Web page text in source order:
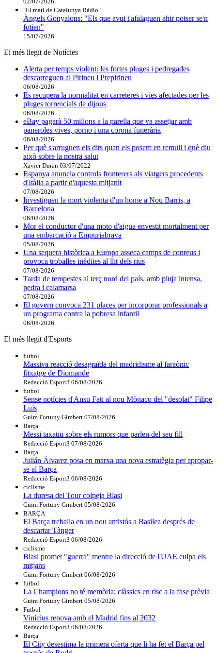
"El matí de Catalunya Ràdio"
Àngels Gonyalons: "Els que avui t'afalaguen ahir potser se'n
fotien"
15/07/2026
El més llegit de Notícies
Alerta per temps violent: les fortes pluges i pedregades
descarreguen al Pirineu i Prepirineu
06/08/2026
Es recupera la normalitat en carreteres i vies afectades per les
pluges torrencials de dijous
06/08/2026
eBay pagarà 50 milions a la parella que va assetjar amb
paneroles vives, porno i una corona funerària
06/08/2026
Per què s'arruguen els dits quan els posem en remull i què diu
això sobre la nostra salut
Xavier Duran 03/07/2022
Espanya anuncia controls fronterers als viatgers procedents
d'Itàlia a partir d'aquesta mitjanit
07/08/2026
Investiguen la mort violenta d'un home a Nou Barris, a
Barcelona
06/08/2026
Mor el conductor d'una moto d'aigua envestit mortalment per
una embarcació a Empuriabrava
05/08/2026
Una sequera històrica a Europa asseca camps de conreus i
provoca troballes inèdites al llit dels rius
07/08/2026
Tarda de tempestes al terç nord del país, amb pluja intensa,
pedra i calamarsa
07/08/2026
El govern convoca 231 places per incorporar professionals a
un programa contra la pobresa infantil
06/08/2026
El més llegit d'Esports
futbol
Massiva reacció desagraïda del madridisme al faraònic
fitxatge de Diomande
Redacció Esport3 06/08/2026
futbol
Sense notícies d'Ansu Fati al nou Mònaco del "desolat" Filipe
Luís
Guim Fortuny Gimbert 07/08/2026
Barça
Messi taxatiu sobre els rumors que parlen del seu fill
Redacció Esport3 07/08/2026
Barça
Julián Álvarez posa en marxa una nova estratègia per apropar-
se al Barça
Redacció Esport3 06/08/2026
ciclisme
La duresa del Tour colpeja Blasi
Guim Fortuny Gimbert 05/08/2026
BARÇA
El Barça treballa en un nou amistós a Basilea després de
descartar Tànger
Redacció Esport3 06/08/2026
ciclisme
Blasi promet "guerra" mentre la direcció de l'UAE culpa els
mitjans
Guim Fortuny Gimbert 06/08/2026
futbol
La Champions no té memòria: clàssics en risc a la fase prèvia
Guim Fortuny Gimbert 05/08/2026
Futbol
Vinícius renova amb el Madrid fins al 2032
Redacció Esport3 06/08/2026
Barça
El City desestima la primera oferta que li ha fet el Barça pel